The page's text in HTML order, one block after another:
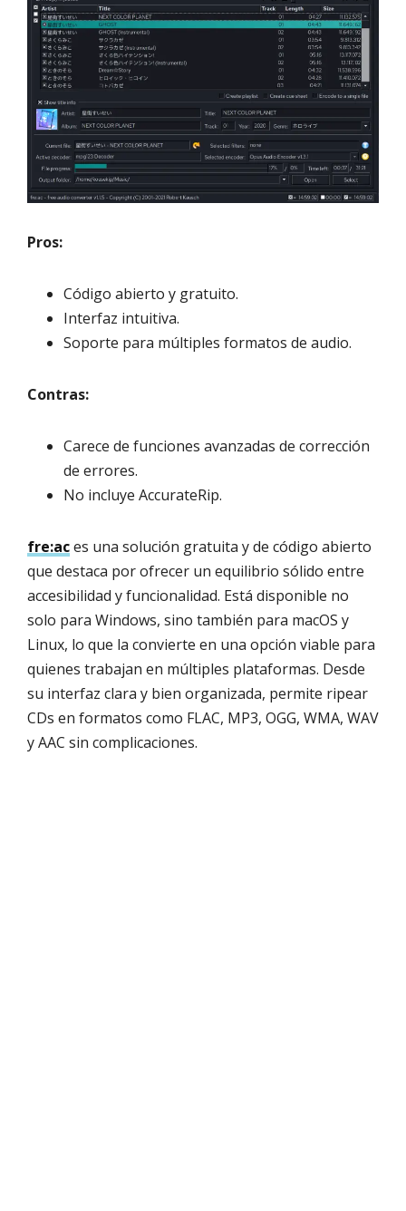
Pros:
Código abierto y gratuito.
Interfaz intuitiva.
Soporte para múltiples formatos de audio.
Contras:
Carece de funciones avanzadas de corrección
de errores.
No incluye AccurateRip.
fre:aces una solución gratuita y de código abierto
que destaca por ofrecer un equilibrio sólido entre
accesibilidad y funcionalidad. Está disponible no
solo para Windows, sino también para macOS y
Linux, lo que la convierte en una opción viable para
quienes trabajan en múltiples plataformas. Desde
su interfaz clara y bien organizada, permite ripear
CDs en formatos como FLAC, MP3, OGG, WMA, WAV
y AAC sin complicaciones.